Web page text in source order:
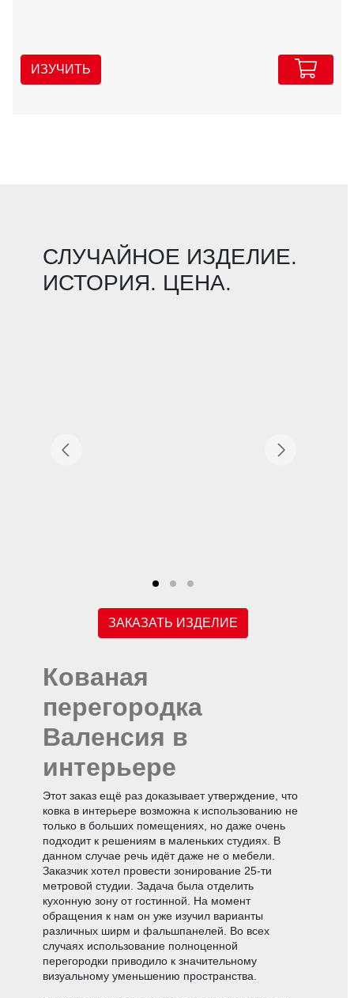
ИЗУЧИТЬ
СЛУЧАЙНОЕ ИЗДЕЛИЕ.
ИСТОРИЯ. ЦЕНА.
ЗАКАЗАТЬ ИЗДЕЛИЕ
Кованая
перегородка
Валенсия в
интерьере
Этот заказ ещё раз доказывает утверждение, что
ковка в интерьере возможна к использованию не
только в больших помещениях, но даже очень
подходит к решениям в маленьких студиях. В
данном случае речь идёт даже не о мебели.
Заказчик хотел провести зонирование 25-ти
метровой студии. Задача была отделить
кухонную зону от гостинной. На момент
обращения к нам он уже изучил варианты
различных ширм и фальшпанелей. Во всех
случаях использование полноценной
перегородки приводило к значительному
визуальному уменьшению пространства.